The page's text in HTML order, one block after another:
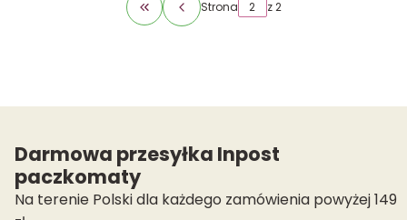
Wróć do pierwszej strony z produktami
Strona z 2
Darmowa przesyłka Inpost
paczkomaty
Na terenie Polski dla każdego zamówienia powyżej 149